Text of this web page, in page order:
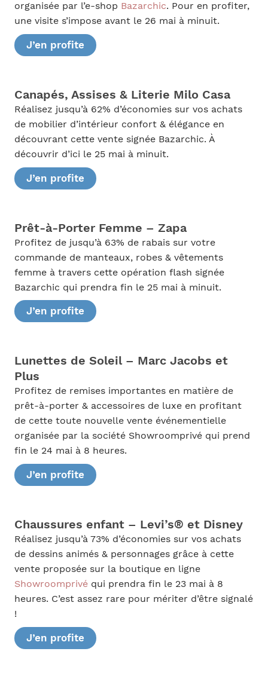
organisée par l’e-shop Bazarchic. Pour en profiter,
une visite s’impose avant le 26 mai à minuit.
J’en profite
Canapés, Assises & Literie Milo Casa
Réalisez jusqu’à 62% d’économies sur vos achats
de mobilier d’intérieur confort & élégance en
découvrant cette vente signée Bazarchic. À
découvrir d’ici le 25 mai à minuit.
J’en profite
Prêt-à-Porter Femme – Zapa
Profitez de jusqu’à 63% de rabais sur votre
commande de manteaux, robes & vêtements
femme à travers cette opération flash signée
Bazarchic qui prendra fin le 25 mai à minuit.
J’en profite
Lunettes de Soleil – Marc Jacobs et
Plus
Profitez de remises importantes en matière de
prêt-à-porter & accessoires de luxe en profitant
de cette toute nouvelle vente événementielle
organisée par la société Showroomprivé qui prend
fin le 24 mai à 8 heures.
J’en profite
Chaussures enfant – Levi’s® et Disney
Réalisez jusqu’à 73% d’économies sur vos achats
de dessins animés & personnages grâce à cette
vente proposée sur la boutique en ligne
Showroomprivéqui prendra fin le 23 mai à 8
heures. C’est assez rare pour mériter d’être signalé
!
J’en profite